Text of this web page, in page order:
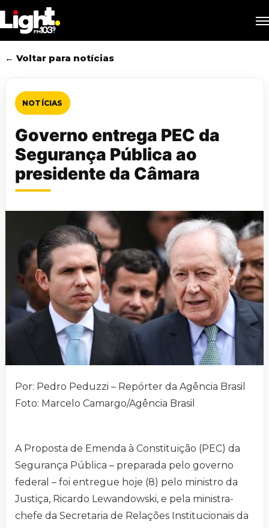
to
main
content
← Voltar para notícias
NOTÍCIAS
Governo entrega PEC da
Segurança Pública ao
presidente da Câmara
Por: Pedro Peduzzi – Repórter da Agência Brasil
Foto: Marcelo Camargo/Agência Brasil
A Proposta de Emenda à Constituição (PEC) da
Segurança Pública – preparada pelo governo
federal – foi entregue hoje (8) pelo ministro da
Justiça, Ricardo Lewandowski, e pela ministra-
chefe da Secretaria de Relações Institucionais da